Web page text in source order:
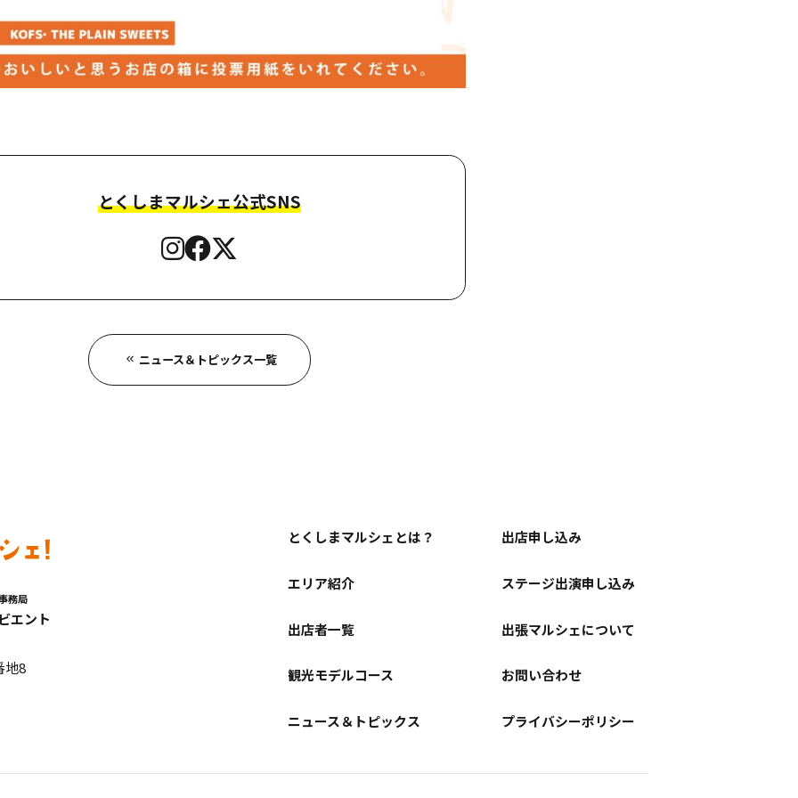
とくしまマルシェ公式SNS
ニュース＆トピックス一覧
務局
エント
地8
とくしまマルシェとは？
エリア紹介
出店者一覧
観光モデルコース
ニュース＆トピックス
出店申し込み
ステージ出演申し込み
出張マルシェについて
お問い合わせ
プライバシーポリシー